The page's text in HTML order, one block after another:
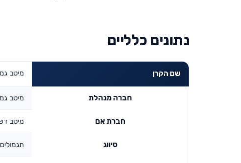
נתונים כלליים
שם הקרן מיטב גמל
חברה מנהלת מיטב
חברת אם מיטב
סיווג